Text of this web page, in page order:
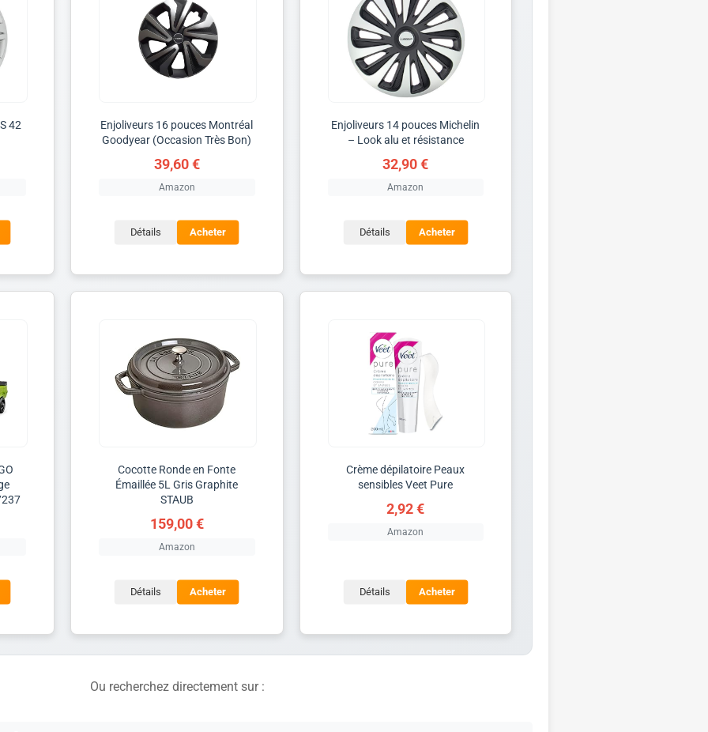
42
Enjoliveurs 16 pouces Montréal
Goodyear (Occasion Très Bon)
39,60 €
Amazon
Détails Acheter
Enjoliveurs 14 pouces Michelin
– Look alu et résistance
32,90 €
Amazon
Détails Acheter
Cocotte Ronde en Fonte
Émaillée 5L Gris Graphite
STAUB
159,00 €
Amazon
Détails Acheter
Crème dépilatoire Peaux
sensibles Veet Pure
2,92 €
Amazon
Détails Acheter
Ou recherchez directement sur :